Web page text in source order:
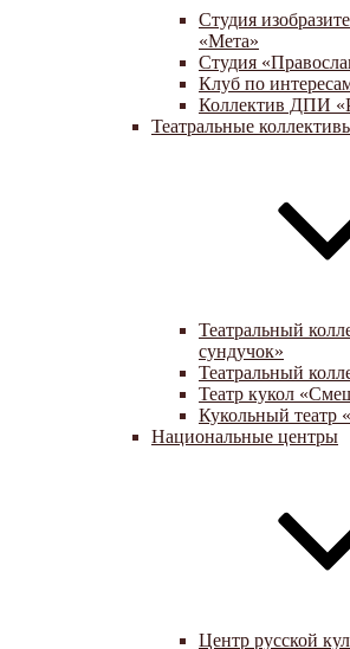
Студия
«Мета»
Студия
Клуб по
Коллектив ДПИ
Театральные
Театральный
сундучок»
Театральный
Театр кукол
Кукольный театр
Национальные центры
Центр русской